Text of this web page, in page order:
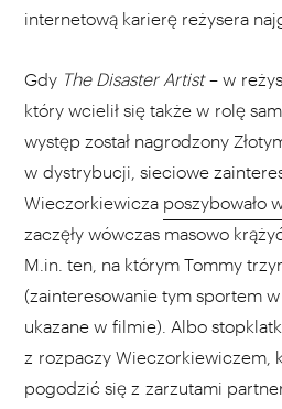
internetową karierę reżysera
Gdy The Disaster Artist– w
który wcielił się także w rolę
występ został nagrodzony
w dystrybucji, sieciowe
Wieczorkiewicza poszybowało
zaczęły wówczas masowo
M.in. ten, na którym Tommy
(zainteresowanie tym sportem w
ukazane w filmie). Albo
z rozpaczy Wieczorkiewiczem,
pogodzić się z zarzutami